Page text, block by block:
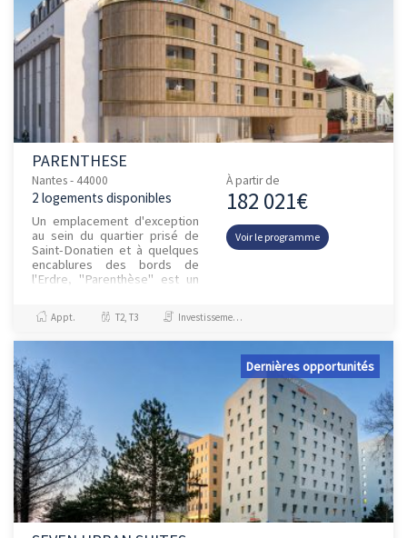
PARENTHESE
Nantes - 44000
2 logements disponibles
Un emplacement d'exception
au sein du quartier prisé de
Saint-Donatien et à quelques
encablures des bords de
l'Erdre, "Parenthèse" est un
remarquable et raffinée !...
À partir de
182 021€
Voir le programme
Appt. T2, T3 Investissement et Défiscalisation
Dernières opportunités